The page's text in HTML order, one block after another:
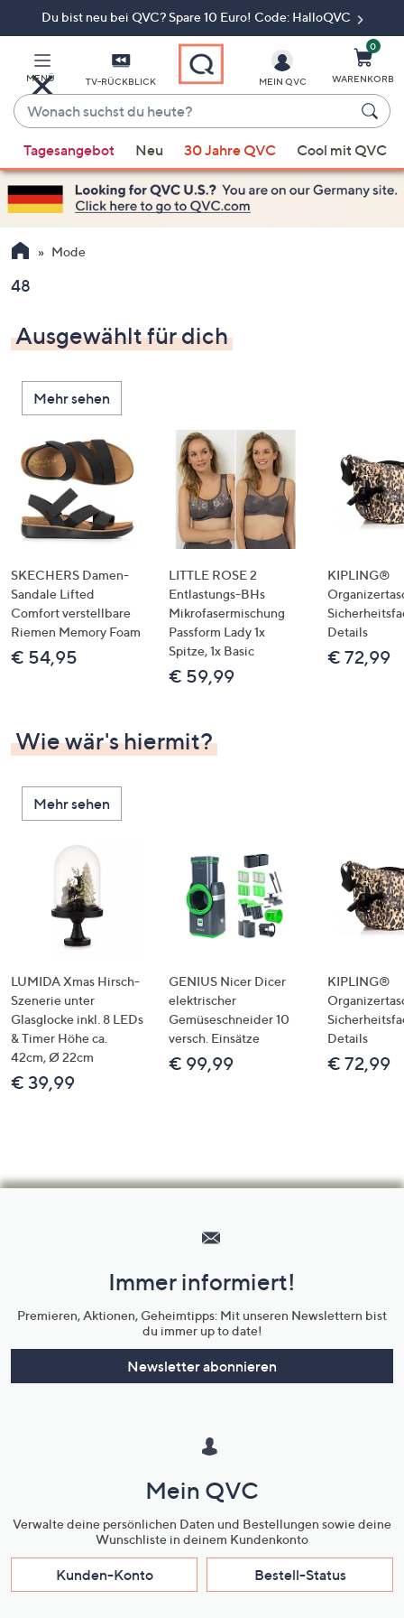
Du bist neu bei QVC? Spare 10 Euro! Code: HalloQVC
MENÜ TV-RÜCKBLICK
Wonach
suchst
du
heute?
Vorschläge
verfügbar
sind,
verwenden
Sie
Pfeiltasten
oben
und
nach
unten
oder
wischen
Sie
Touch-
Geräten
links
bzw.
rechts,
um
diese
MEIN QVC
0
WARENKORB
Tagesangebot Neu 30 Jahre QVC Cool mit QVC
Mode
48
Ausgewählt für dich
Mehr sehen
SKECHERS Damen-
Sandale Lifted
Comfort verstellbare
Riemen Memory Foam
€ 54,95
LITTLE ROSE 2
Entlastungs-BHs
Mikrofasermischung
Passform Lady 1x
Spitze, 1x Basic
€ 59,99
KIPLING®
Details
€ 72,99
Wie wär's hiermit?
Mehr sehen
LUMIDA Xmas Hirsch-
Szenerie unter
Glasglocke inkl. 8 LEDs
& Timer Höhe ca.
42cm, Ø 22cm
€ 39,99
GENIUS Nicer Dicer
elektrischer
Gemüseschneider 10
versch. Einsätze
€ 99,99
KIPLING®
Details
€ 72,99
Unternehmensinformationen
Immer informiert!
Premieren, Aktionen, Geheimtipps: Mit unseren Newslettern bist
du immer up to date!
Newsletter abonnieren
Mein QVC
Verwalte deine persönlichen Daten und Bestellungen sowie deine
Wunschliste in deinem Kundenkonto
Kunden-Konto Bestell-Status